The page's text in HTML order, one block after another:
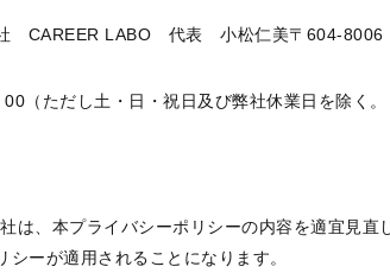
CAREER LABO 代表 小松仁美〒 604-8006
00 （ただし土・日・祝日及び弊社休業日を除く。
は、本プライバシーポリシーの内容を適宜見
ーが適用されることになります。